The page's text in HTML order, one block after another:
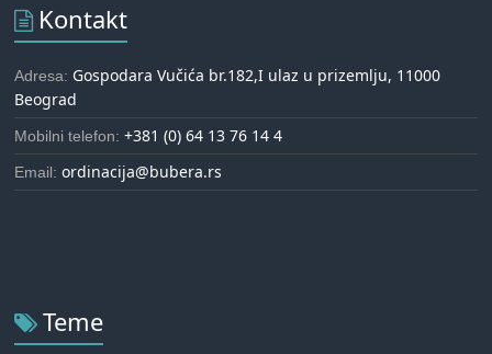
Kontakt
Adresa: Gospodara Vučića br.182,I ulaz u prizemlju, 11000
Beograd
Mobilni telefon:+381 (0) 64 13 76 14 4
Email:ordinacija@bubera.rs
Teme